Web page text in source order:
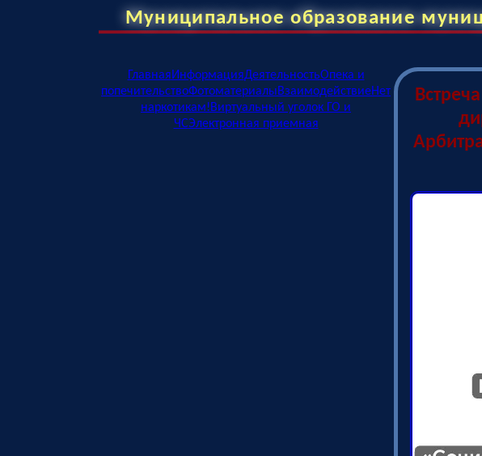
Муниципальное образование
ГлавнаяИнформацияДеятельностьОпека и
попечительствоФотоматериалыВзаимодействиеНет
наркотикам!Виртуальный уголок ГО и
ЧСЭлектронная приемная